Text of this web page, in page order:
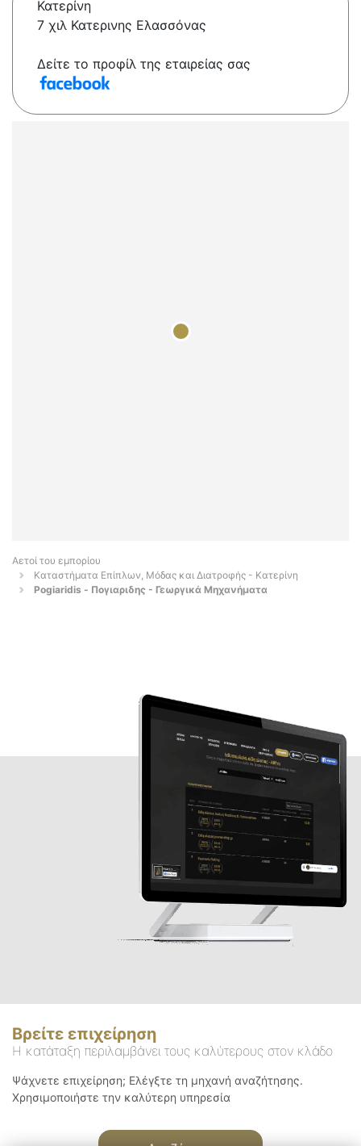
Κατερίνη
7 χιλ Κατερινης Ελασσόνας
Δείτε το προφίλ της εταιρείας σας
Αετοί του εμπορίου
Καταστήματα Επίπλων, Μόδας και Διατροφής - Κατερίνη
Pogiaridis - Πογιαριδης - Γεωργικά Μηχανήματα
Βρείτε επιχείρηση
Η κατάταξη περιλαμβάνει τους καλύτερους στον κλάδο
Ψάχνετε επιχείρηση; Ελέγξτε τη μηχανή αναζήτησης.
Χρησιμοποιήστε την καλύτερη υπηρεσία